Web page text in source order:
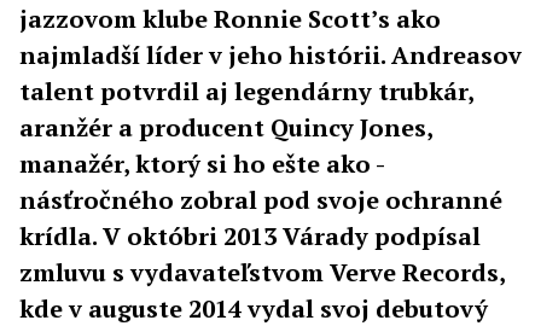
jazzovom klube Ronnie Scott’s ako
najmladší líder v jeho histórii. Andreasov
talent potvrdil aj legendárny trubkár,
aranžér a producent Quincy Jones,
manažér, ktorý si ho ešte ako -
násťročného zobral pod svoje ochranné
krídla. V októbri 2013 Várady podpísal
zmluvu s vydavateľstvom Verve Records,
kde v auguste 2014 vydal svoj debutový